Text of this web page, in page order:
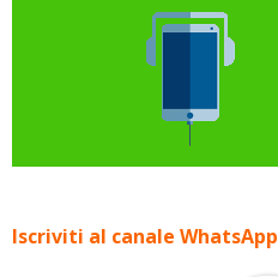
Iscriviti al canale WhatsApp